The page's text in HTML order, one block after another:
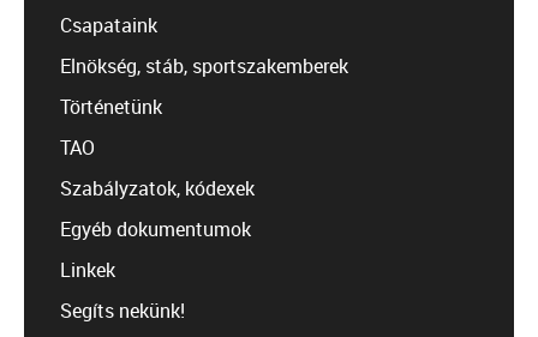
Csapataink
Elnökség, stáb, sportszakemberek
Történetünk
TAO
Szabályzatok, kódexek
Egyéb dokumentumok
Linkek
Segíts nekünk!